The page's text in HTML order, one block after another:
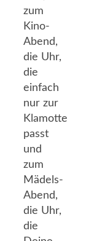
zum
Kino-
Abend,
die Uhr,
die
einfach
nur zur
Klamotte
passt
und
zum
Mädels-
Abend,
die Uhr,
die